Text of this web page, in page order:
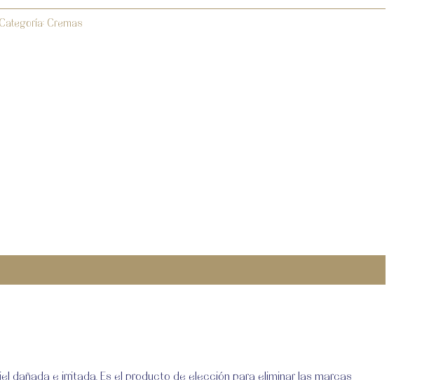
Categoría: Cremas
dañada e irritada. Es el producto de elección para eliminar las marcas